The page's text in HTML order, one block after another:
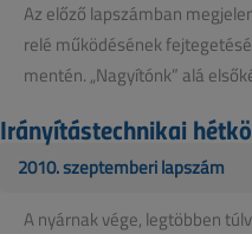
Az előző lapszámban
relé működésének
mentén. „Nagyítónk” alá
Irányítástechnikai
2010. szeptemberi lapszám
A nyárnak vége, legtöbben